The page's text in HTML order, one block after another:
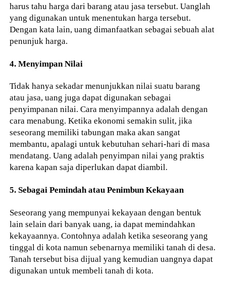
harus tahu harga dari barang atau jasa tersebut. Uanglah
yang digunakan untuk menentukan harga tersebut.
Dengan kata lain, uang dimanfaatkan sebagai sebuah alat
penunjuk harga.
4. Menyimpan Nilai
Tidak hanya sekadar menunjukkan nilai suatu barang
atau jasa, uang juga dapat digunakan sebagai
penyimpanan nilai. Cara menyimpannya adalah dengan
cara menabung. Ketika ekonomi semakin sulit, jika
seseorang memiliki tabungan maka akan sangat
membantu, apalagi untuk kebutuhan sehari-hari di masa
mendatang. Uang adalah penyimpan nilai yang praktis
karena kapan saja diperlukan dapat diambil.
5. Sebagai Pemindah atau Penimbun Kekayaan
Seseorang yang mempunyai kekayaan dengan bentuk
lain selain dari banyak uang, ia dapat memindahkan
kekayaannya. Contohnya adalah ketika seseorang yang
tinggal di kota namun sebenarnya memiliki tanah di desa.
Tanah tersebut bisa dijual yang kemudian uangnya dapat
digunakan untuk membeli tanah di kota.